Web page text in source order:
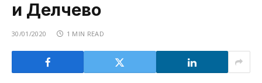
и Делчево
30/01/2020 1 MIN READ